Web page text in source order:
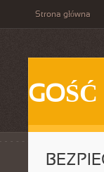
Strona główna
GOŚĆ